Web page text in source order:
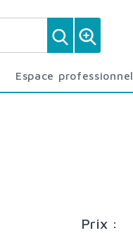
Espace professionnel
Prix :